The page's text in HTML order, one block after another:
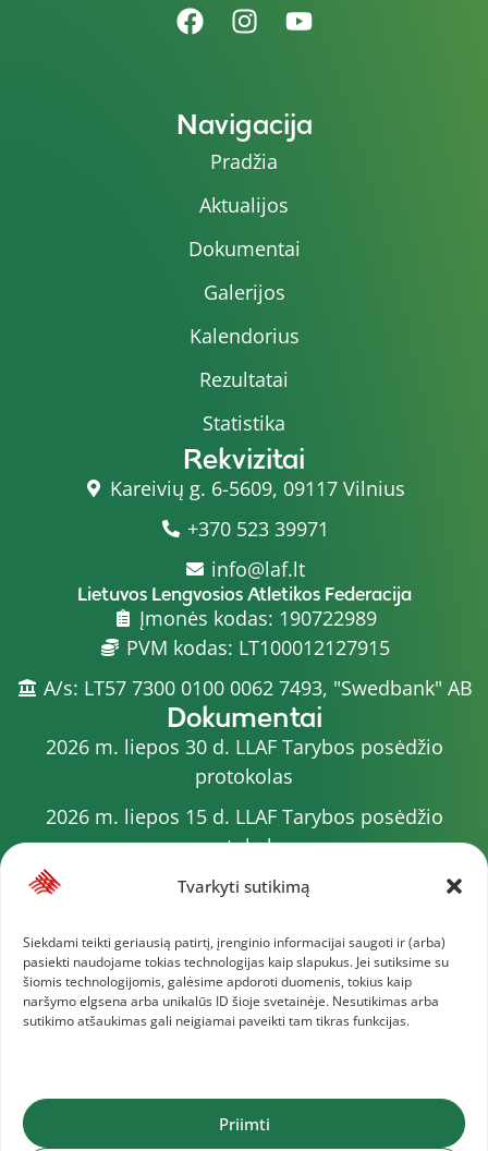
Tvarkyti sutikimą
Siekdami teikti geriausią patirtį, įrenginio informacijai saugoti ir (arba)
pasiekti naudojame tokias technologijas kaip slapukus. Jei sutiksime su
šiomis technologijomis, galėsime apdoroti duomenis, tokius kaip
naršymo elgsena arba unikalūs ID šioje svetainėje. Nesutikimas arba
sutikimo atšaukimas gali neigiamai paveikti tam tikras funkcijas.
Priimti
Navigacija
Pradžia
Aktualijos
Dokumentai
Galerijos
Kalendorius
Rezultatai
Statistika
Rekvizitai
Kareivių g. 6-5609, 09117 Vilnius
+370 523 39971
info@laf.lt
Lietuvos Lengvosios Atletikos Federacija
Įmonės kodas: 190722989
PVM kodas: LT100012127915
A/s: LT57 7300 0100 0062 7493, "Swedbank" AB
Dokumentai
2026 m. liepos 30 d. LLAF Tarybos posėdžio
protokolas
2026 m. liepos 15 d. LLAF Tarybos posėdžio
protokolas
2026 m. liepos 20 d. LLAF VK posėdžio protokolas
2026 m. varžybų kalendorius
2026 m. liepos 4 d. LLAF Tarybos posėdžio
protokolas